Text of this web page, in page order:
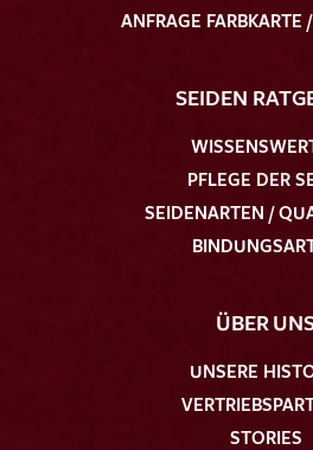
ANFRAGE FARBKARTE
SEIDEN
PFLEGE DER
SEIDENARTEN /
ÜBER
UNSERE
STORIES